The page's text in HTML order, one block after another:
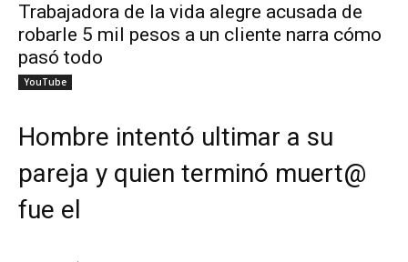
Trabajadora de la vida alegre acusada de
robarle 5 mil pesos a un cliente narra cómo
pasó todo
YouTube
Hombre intentó ultimar a su
pareja y quien terminó muert@
fue el